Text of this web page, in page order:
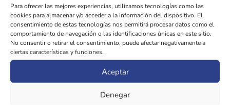
Para ofrecer las mejores experiencias, utilizamos tecnologías como las
cookies para almacenar y/o acceder a la información del dispositivo. El
consentimiento de estas tecnologías nos permitirá procesar datos como el
comportamiento de navegación o las identificaciones únicas en este sitio.
No consentir o retirar el consentimiento, puede afectar negativamente a
ciertas características y funciones.
Aceptar
Denegar
de sonoterapia
Estos son diapasones en aluminio
quirúrgico de alta calidad que son
excelentes para la terapia del sonido.
INFORMACIÓN ADICIONAL